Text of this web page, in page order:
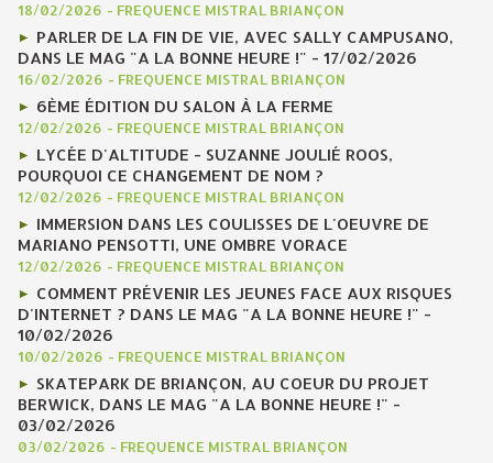
18/02/2026 - FREQUENCE MISTRAL BRIANÇON
PARLER DE LA FIN DE VIE, AVEC SALLY CAMPUSANO,
DANS LE MAG "A LA BONNE HEURE !" - 17/02/2026
16/02/2026 - FREQUENCE MISTRAL BRIANÇON
6ÈME ÉDITION DU SALON À LA FERME
12/02/2026 - FREQUENCE MISTRAL BRIANÇON
LYCÉE D'ALTITUDE - SUZANNE JOULIÉ ROOS,
POURQUOI CE CHANGEMENT DE NOM ?
12/02/2026 - FREQUENCE MISTRAL BRIANÇON
IMMERSION DANS LES COULISSES DE L'OEUVRE DE
MARIANO PENSOTTI, UNE OMBRE VORACE
12/02/2026 - FREQUENCE MISTRAL BRIANÇON
COMMENT PRÉVENIR LES JEUNES FACE AUX RISQUES
D'INTERNET ? DANS LE MAG "A LA BONNE HEURE !" -
10/02/2026
10/02/2026 - FREQUENCE MISTRAL BRIANÇON
SKATEPARK DE BRIANÇON, AU COEUR DU PROJET
BERWICK, DANS LE MAG "A LA BONNE HEURE !" -
03/02/2026
03/02/2026 - FREQUENCE MISTRAL BRIANÇON